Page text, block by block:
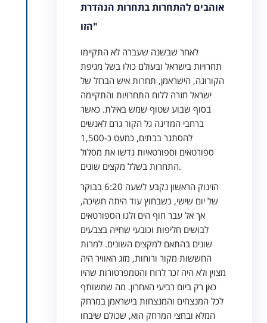
אוהבים להתחרות בתחרות הנהדרת
הזו"
לאחר שבשנה שעברה לא התקיימו
תחרויות בישראל ובעולם כולו בשל מגיפת
הקורונה, הישראמן, תחרות איש הברזל של
ישראל חזרה ללוח התחרויות והתקיימה
בסוף שבוע שטוף שמש באילת. כאשר
ברחבי המדינה גל הקור גרם לאנשים
להסתגר בבתים, כמעט כ-1,500
ספורטאים וספורטאיות גדשו את מסלול
התחרות בשלל מקצים שונים.
הזינוק הראשון נקבע לשעה 6:20 בבוקר
של יום שישי, כשבחוץ עוד היתה חשיכה,
אך אל עבר חוף הים זלגו הספורטאים
לבושים חליפות וכובעי שחייה בצבעים
שונים בהתאם למקצים השונים. למרות
החששות מקור ורוחות, מזג האוויר היה
מצוין ולא היה זכר לרוח והטמפרטורות שהיו
כאן רק ביום רביעי האחרון. מה שמשותף
לכל המנצחים והמנצחות בישראמן במרחק
המלא ובחצי המרחק הוא, שכולם שיבחו